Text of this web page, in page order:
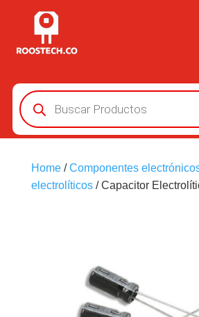
Búsqueda
de
productos
Home/Componentes
electrolíticos/ Capacitor